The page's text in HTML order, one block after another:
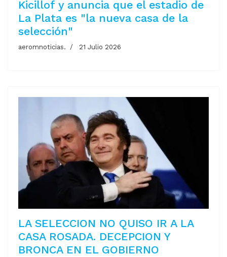
Kicillof y anuncia que el estadio de
La Plata es "la nueva casa de la
selección"
aeromnoticias. 21 Julio 2026
LA SELECCION NO QUISO IR A LA
CASA ROSADA. DECEPCION Y
BRONCA EN EL GOBIERNO